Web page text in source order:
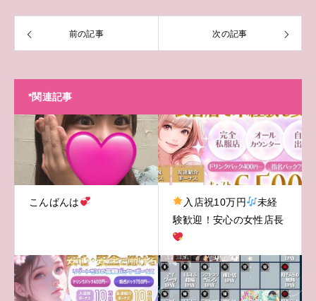
前の記事 次の記事
*関連記事
こんばんは 入店祝10万円
未経
験歓迎！安心の女性店長